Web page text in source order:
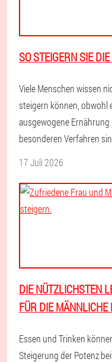
SO STEIGERN SIE
Viele Menschen wissen
steigern können, obwohl
ausgewogene
besonderen Verfahren
17 Juli 2026
DIE NÜTZLICHSTEN
FÜR DIE MÄNNLICHE
Essen und Trinken
Steigerung der Potenz